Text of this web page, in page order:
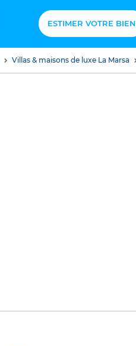
ESTIMER VOTRE BIEN
Villas & maisons de luxe La Marsa